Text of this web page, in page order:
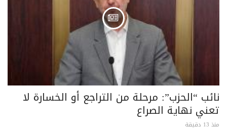
نائب “الحزب”: مرحلة من التراجع أو الخسارة لا
تعني نهاية الصراع
منذ 13 دقيقة